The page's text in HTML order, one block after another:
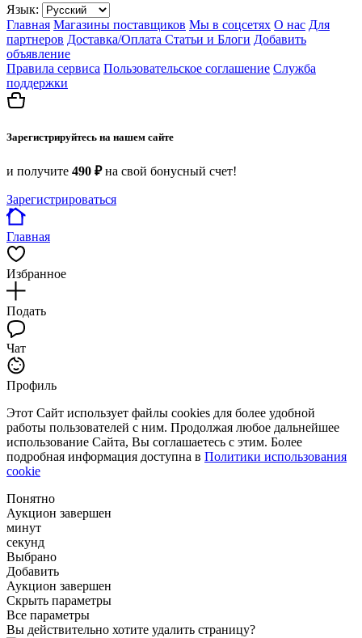
Язык:
Главная Магазины поставщиков Мы в соцсетях О нас Для
партнеров Доставка/Оплата Статьи и Блоги Добавить
объявление
Правила сервиса Пользовательское соглашение Служба
поддержки
Зарегистрируйтесь на нашем сайте
и получите 490 ₽на свой бонусный счет!
Зарегистрироваться
Главная
Избранное
Подать
Чат
Профиль
Этот Сайт использует файлы cookies для более удобной
работы пользователей с ним. Продолжая любое дальнейшее
использование Сайта, Вы соглашаетесь с этим. Более
подробная информация доступна в Политики использования
cookie
Понятно
Аукцион завершен
минут
секунд
Выбрано
Добавить
Аукцион завершен
Скрыть параметры
Все параметры
Вы действительно хотите удалить страницу?